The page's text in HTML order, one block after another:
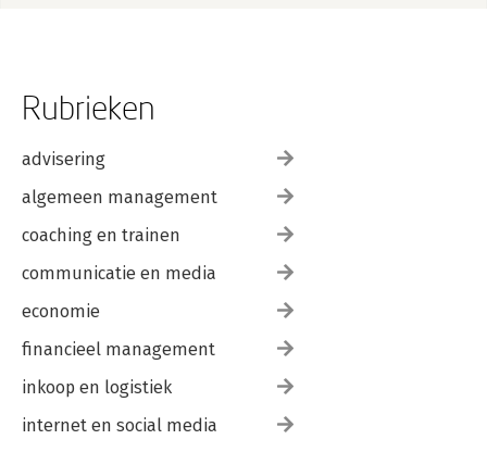
Rubrieken
advisering
algemeen management
coaching en trainen
communicatie en media
economie
financieel management
inkoop en logistiek
internet en social media